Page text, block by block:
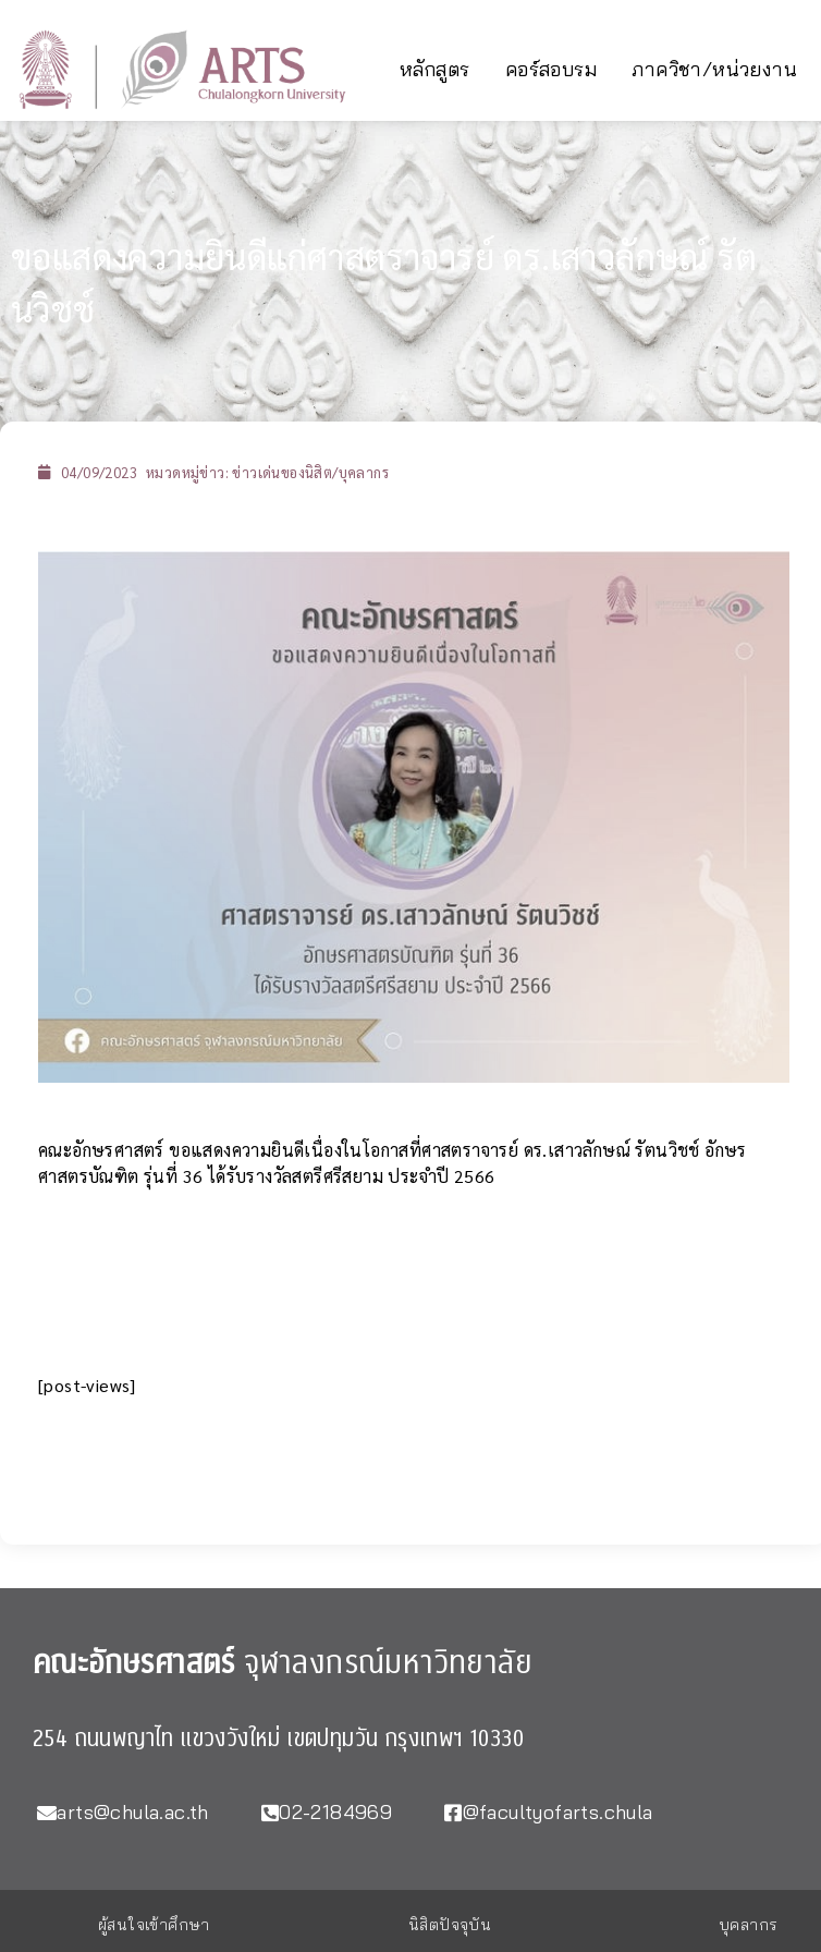
หลักสูตร คอร์สอบรม ภาควิชา/หน่วยงาน
ขอแสดงความยินดีแก่ศาสตราจารย์ ดร.เสาวลักษณ์ รัต
นวิชช์
04/09/2023 หมวดหมู่ข่าว:ข่าวเด่นของนิสิต/บุคลากร
คณะอักษรศาสตร์ ขอแสดงความยินดีเนื่องในโอกาสที่ศาสตราจารย์ ดร.เสาวลักษณ์ รัตนวิชช์ อักษร
ศาสตรบัณฑิต รุ่นที่ 36 ได้รับรางวัลสตรีศรีสยาม ประจำปี 2566
[post-views]
คณะอักษรศาสตร์จุฬาลงกรณ์มหาวิทยาลัย
254 ถนนพญาไท แขวงวังใหม่ เขตปทุมวัน กรุงเทพฯ 10330
arts@chula.ac.th 02-2184969 @facultyofarts.chula
ผู้สนใจเข้าศึกษา นิสิตปัจจุบัน บุคลากร